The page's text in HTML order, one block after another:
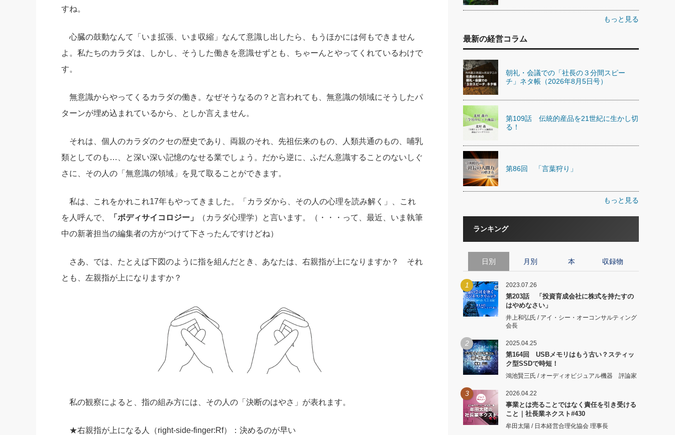
すね。
心臓の鼓動なんて「いま拡張、いま収縮」なんて意識し出したら、もうほかには何もできません
よ。私たちのカラダは、しかし、そうした働きを意識せずとも、ちゃーんとやってくれているわけで
す。
無意識からやってくるカラダの働き。なぜそうなるの？と言われても、無意識の領域にそうしたパ
ターンが埋め込まれているから、としか言えません。
それは、個人のカラダのクセの歴史であり、両親のそれ、先祖伝来のもの、人類共通のもの、哺乳
類としてのも…、と深い深い記憶のなせる業でしょう。だから逆に、ふだん意識することのないしぐ
さに、その人の「無意識の領域」を見て取ることができます。
私は、これをかれこれ17年もやってきました。「カラダから、その人の心理を読み解く」、これ
を人呼んで、
「ボディサイコロジー」
（カラダ心理学）と言います。（・・・って、最近、いま執筆
中の新著担当の編集者の方がつけて下さったんですけどね）
さあ、では、たとえば下図のように指を組んだとき、あなたは、右親指が上になりますか？ それ
とも、左親指が上になりますか？
私の観察によると、指の組み方には、その人の「決断のはやさ」が表れます。
★右親指が上になる人（right-side-finger:Rf）：決めるのが早い
もっと見る
最新の経営コラム
朝礼・会議での「社長の３分間スピー
チ」ネタ帳（2026年8月5日号）
第109話 伝統的産品を21世紀に生かし切
る！
第86回 「言葉狩り」
もっと見る
ランキング
日別 月別 本 収録物
1 2023.07.26
第203話 「投資育成会社に株式を持たすの
はやめなさい」
井上和弘氏 / アイ・シー・オーコンサルティング
会長
2 2025.04.25
第164回 USBメモリはもう古い？スティッ
ク型SSDで時短！
鴻池賢三氏 / オーディオビジュアル機器 評論家
3 2026.04.22
事業とは売ることではなく責任を引き受ける
こと｜社長業ネクスト#430
牟田太陽 / 日本経営合理化協会 理事長